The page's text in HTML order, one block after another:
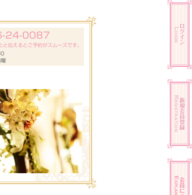
24-0087
伝えるとご予約がスムーズです。